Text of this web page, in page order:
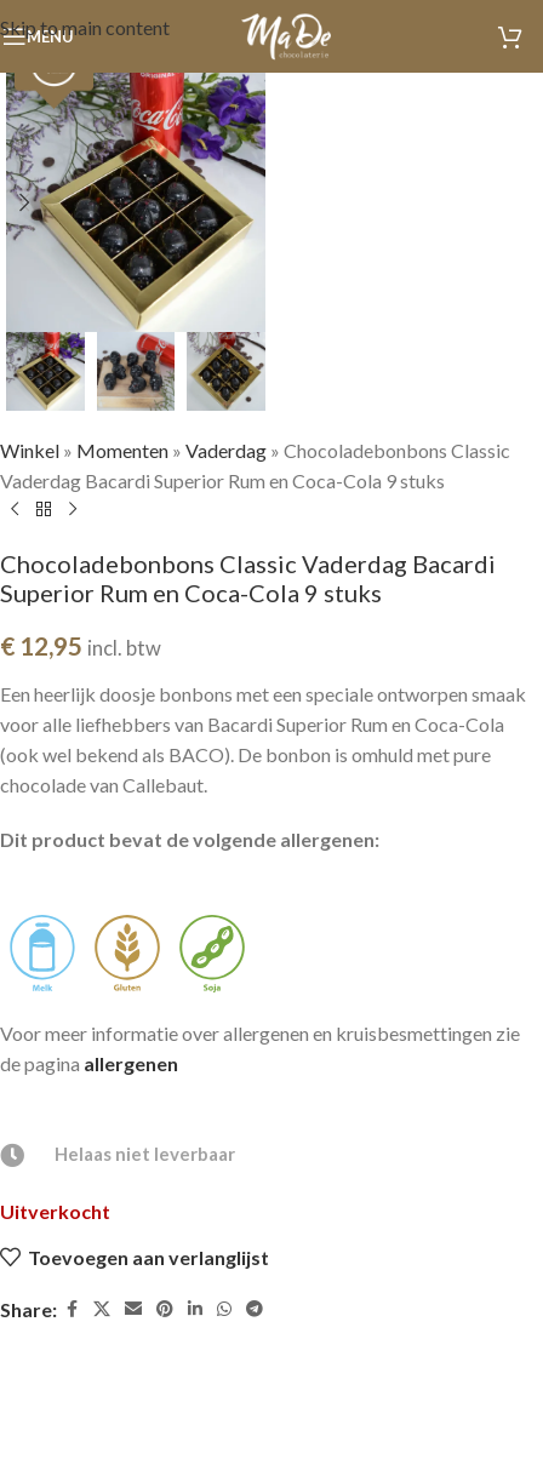
Skip to main content
MENU
Winkel » Momenten » Vaderdag » Chocoladebonbons Classic
Vaderdag Bacardi Superior Rum en Coca-Cola 9 stuks
Chocoladebonbons Classic Vaderdag Bacardi
Superior Rum en Coca-Cola 9 stuks
€ 12,95 incl. btw
Een heerlijk doosje bonbons met een speciale ontworpen smaak
voor alle liefhebbers van Bacardi Superior Rum en Coca-Cola
(ook wel bekend als BACO). De bonbon is omhuld met pure
chocolade van Callebaut.
Dit product bevat de volgende allergenen:
Voor meer informatie over allergenen en kruisbesmettingen zie
de pagina allergenen
Helaas niet leverbaar
Uitverkocht
Toevoegen aan verlanglijst
Share: